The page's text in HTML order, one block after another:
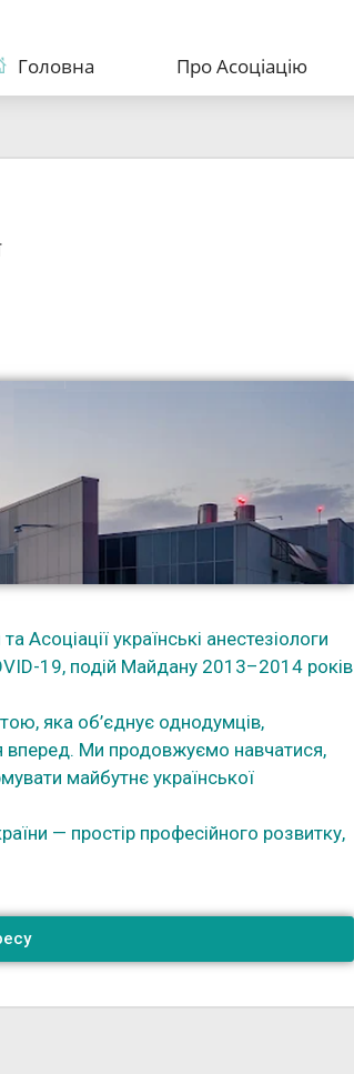
Головна Про Асоціацію
українські анестезіологи
19, подій Майдану 2013–2014 років
яка об’єднує однодумців,
вперед. Ми продовжуємо навчатися,
майбутнє української
— простір професійного розвитку,